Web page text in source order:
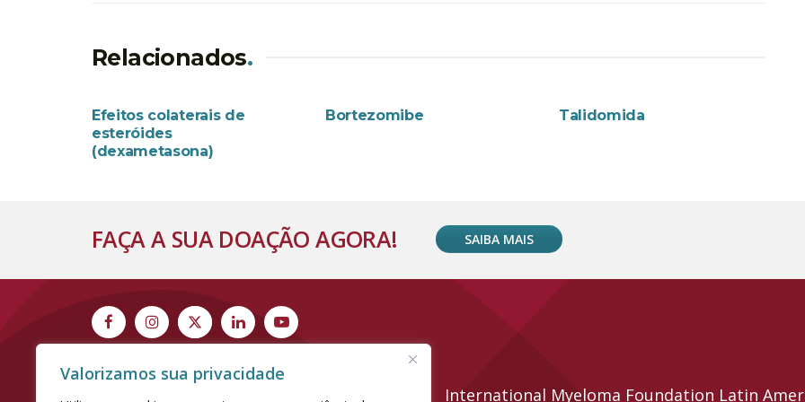
Valorizamos sua privacidade
Relacionados.
Efeitos colaterais de
esteróides
(dexametasona)
Bortezomibe Talidomida
FAÇA A SUA DOAÇÃO AGORA! SAIBA MAIS
International Myeloma Foundation Latin